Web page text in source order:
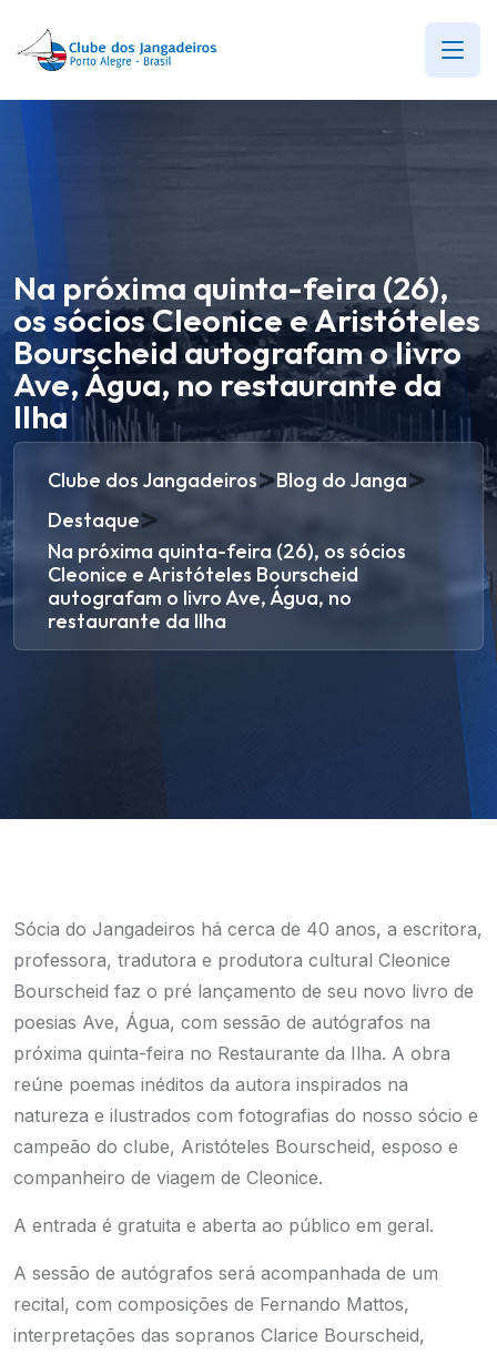
Na próxima quinta-feira (26),
os sócios Cleonice e Aristóteles
Bourscheid autografam o livro
Ave, Água, no restaurante da
Ilha
Clube dos Jangadeiros>Blog do Janga>
Destaque>
Na próxima quinta-feira (26), os sócios
Cleonice e Aristóteles Bourscheid
autografam o livro Ave, Água, no
restaurante da Ilha
Sócia do Jangadeiros há cerca de 40 anos, a escritora,
professora, tradutora e produtora cultural Cleonice
Bourscheid faz o pré lançamento de seu novo livro de
poesias Ave, Água, com sessão de autógrafos na
próxima quinta-feira no Restaurante da Ilha. A obra
reúne poemas inéditos da autora inspirados na
natureza e ilustrados com fotografias do nosso sócio e
campeão do clube, Aristóteles Bourscheid, esposo e
companheiro de viagem de Cleonice.
A entrada é gratuita e aberta ao público em geral.
A sessão de autógrafos será acompanhada de um
recital, com composições de Fernando Mattos,
interpretações das sopranos Clarice Bourscheid,